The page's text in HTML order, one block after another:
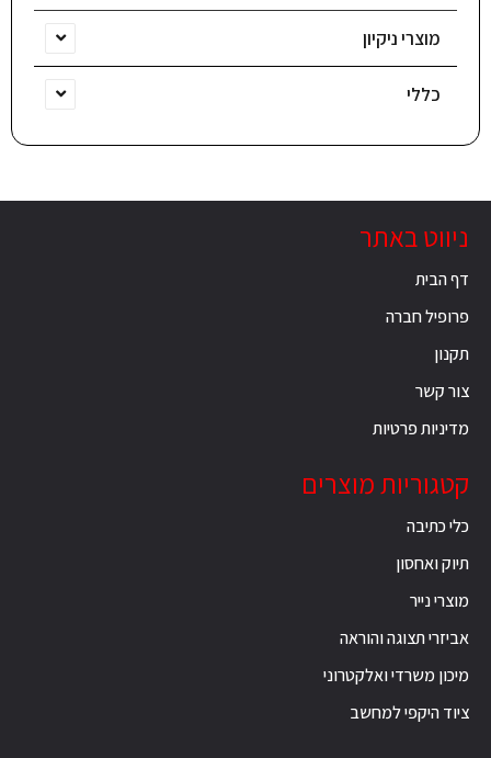
מוצרי ניקיון
כללי
ניווט באתר
דף הבית
פרופיל חברה
תקנון
צור קשר
מדיניות פרטיות
קטגוריות מוצרים
כלי כתיבה
תיוק ואחסון
מוצרי נייר
אביזרי תצוגה והוראה
מיכון משרדי ואלקטרוני
ציוד היקפי למחשב